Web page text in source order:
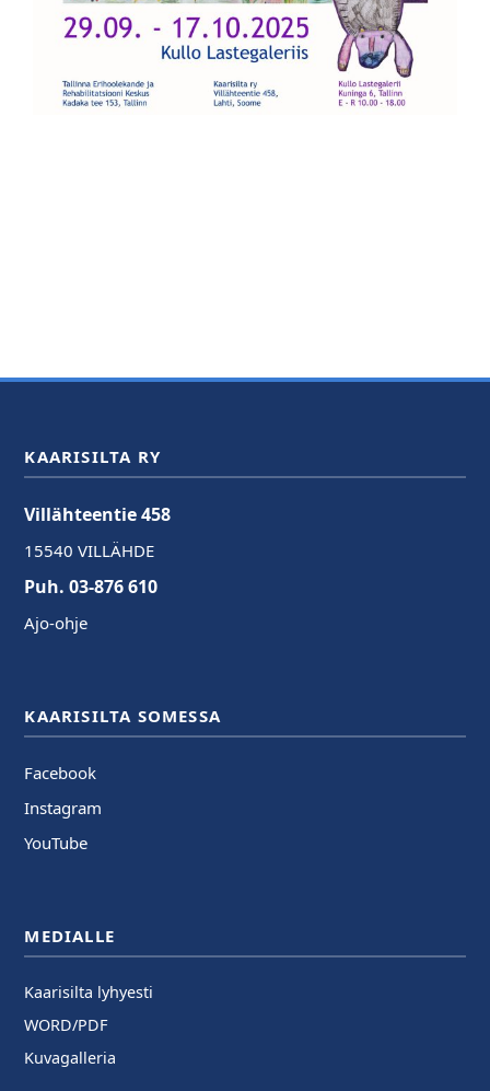
KAARISILTA RY
Villähteentie 458
15540 VILLÄHDE
Puh. 03-876 610
Ajo-ohje
KAARISILTA SOMESSA
Facebook
Instagram
YouTube
MEDIALLE
Kaarisilta lyhyesti
WORD/PDF
Kuvagalleria